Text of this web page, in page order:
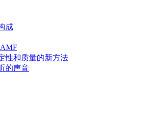
成
性和质量的新方法
的声音